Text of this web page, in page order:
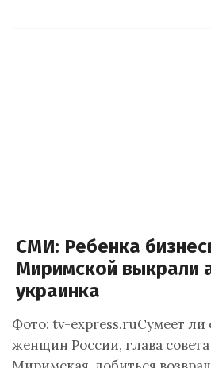
СМИ: Ребенка
Миримской выкрали
украинка
Фото: tv-express.ruСумеет ли
женщин России, глава